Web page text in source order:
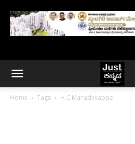
Home Tags H.C.Mahadevappa